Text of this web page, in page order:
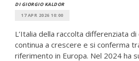
DI GIORGIO KALDOR
17 APR 2026 10:00
L’Italia della raccolta differenziata
continua a crescere e si conferma
riferimento in Europa. Nel 2024 ha